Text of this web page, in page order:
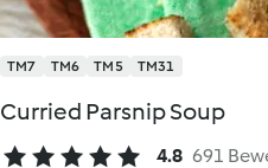
TM7 TM6 TM5 TM31
Curried Parsnip Soup
4.8 691